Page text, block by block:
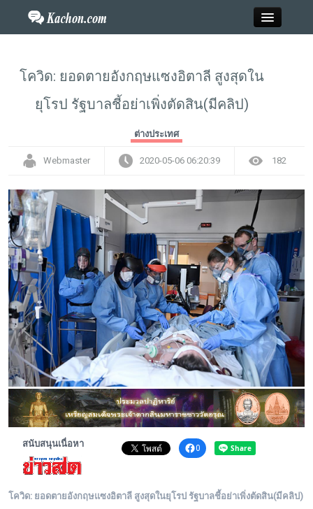
Home
ไลฟ์สไตล์
สังคมออนไลน์
พระดอทกะฉ่อน
กะฉ่อนช้อปปิ้ง
ติดต่อ
โควิด: ยอดตายอังกฤษแซงอิตาลี สูงสุดใน
ยุโรป รัฐบาลชี้อย่าเพิ่งตัดสิน(มีคลิป)
ต่างประเทศ
Webmaster 2020-05-06 06:20:39 182
สนับสนุนเนื่อหา 0
โควิด: ยอดตายอังกฤษแซงอิตาลี สูงสุดในยุโรป รัฐบาลชี้อย่าเพิ่งตัดสิน(มีคลิป)